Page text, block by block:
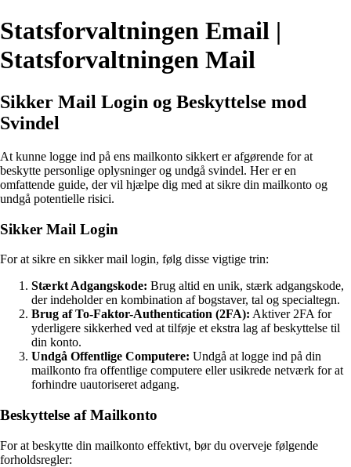
Statsforvaltningen Email |
Statsforvaltningen Mail
Sikker Mail Login og Beskyttelse mod
Svindel
At kunne logge ind på ens mailkonto sikkert er afgørende for at
beskytte personlige oplysninger og undgå svindel. Her er en
omfattende guide, der vil hjælpe dig med at sikre din mailkonto og
undgå potentielle risici.
Sikker Mail Login
For at sikre en sikker mail login, følg disse vigtige trin:
Stærkt Adgangskode: Brug altid en unik, stærk adgangskode,
der indeholder en kombination af bogstaver, tal og specialtegn.
Brug af To-Faktor-Authentication (2FA): Aktiver 2FA for
yderligere sikkerhed ved at tilføje et ekstra lag af beskyttelse til
din konto.
Undgå Offentlige Computere: Undgå at logge ind på din
mailkonto fra offentlige computere eller usikrede netværk for at
forhindre uautoriseret adgang.
Beskyttelse af Mailkonto
For at beskytte din mailkonto effektivt, bør du overveje følgende
forholdsregler: